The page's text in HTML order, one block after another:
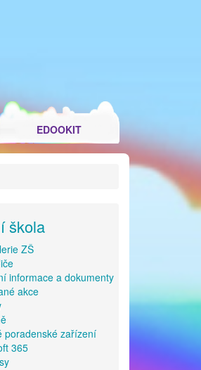
EDOOKIT
škola
ZŠ
informace a dokumenty
akce
poradenské zařízení
365